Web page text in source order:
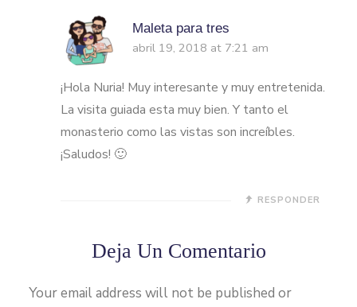
Maleta para tres
abril 19, 2018 at 7:21 am
¡Hola Nuria! Muy interesante y muy entretenida.
La visita guiada esta muy bien. Y tanto el
monasterio como las vistas son increíbles.
¡Saludos! 🙂
RESPONDER
Deja Un Comentario
Your email address will not be published or